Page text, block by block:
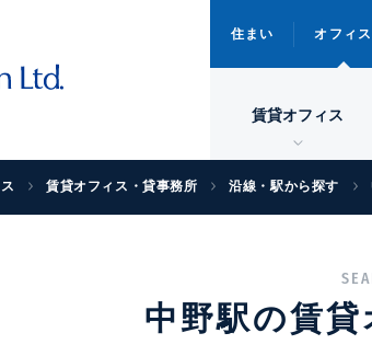
住まい オフィス
賃貸オフィス
賃貸オフィス・貸事務所 沿線・駅から探す
中野駅の賃